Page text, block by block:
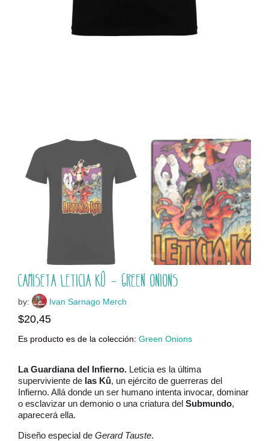
Camiseta Leticia Kû – Green Onions
by: Ivan Sarnago Merch
$20,45
Es producto es de la colección: Green Onions
La Guardiana del Infierno. Leticia es la última
superviviente de las Kû, un ejército de guerreras del
Infierno. Allá donde un ser humano intenta invocar, dominar
o esclavizar un demonio o una criatura del Submundo,
aparecerá ella.
Diseño especial de Gerard Tauste.